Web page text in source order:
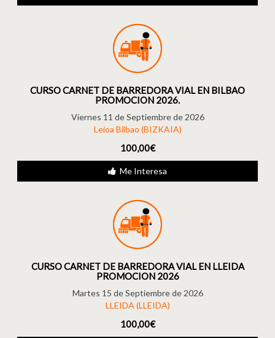
CURSO CARNET DE BARREDORA VIAL EN BILBAO
PROMOCION 2026.
Viernes 11 de Septiembre de 2026
Leioa Bilbao (BIZKAIA)
100,00€
Me Interesa
CURSO CARNET DE BARREDORA VIAL EN LLEIDA
PROMOCION 2026
Martes 15 de Septiembre de 2026
LLEIDA (LLEIDA)
100,00€